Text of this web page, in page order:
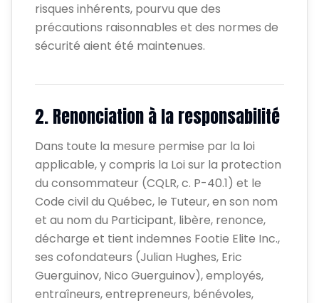
risques inhérents, pourvu que des
précautions raisonnables et des normes de
sécurité aient été maintenues.
2. Renonciation à la responsabilité
Dans toute la mesure permise par la loi
applicable, y compris la Loi sur la protection
du consommateur (CQLR, c. P-40.1) et le
Code civil du Québec, le Tuteur, en son nom
et au nom du Participant, libère, renonce,
décharge et tient indemnes Footie Elite Inc.,
ses cofondateurs (Julian Hughes, Eric
Guerguinov, Nico Guerguinov), employés,
entraîneurs, entrepreneurs, bénévoles,